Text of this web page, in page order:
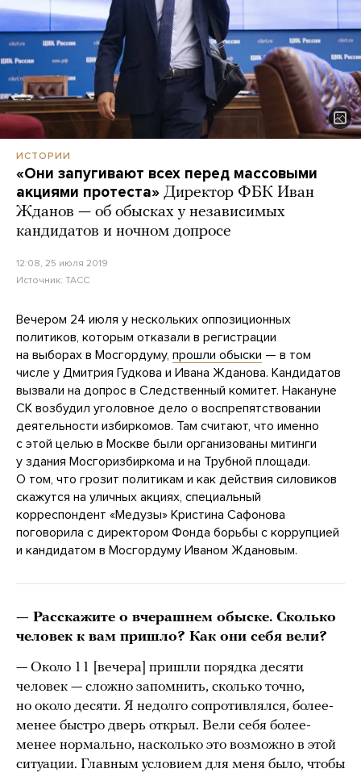
ИСТОРИИ
«Они запугивают всех перед массовыми
акциями протеста» Директор ФБК Иван
Жданов — об обысках у независимых
кандидатов и ночном допросе
12:08, 25 июля 2019
Источник: ТАСС
Вечером 24 июля у нескольких оппозиционных
политиков, которым отказали в регистрации
на выборах в Мосгордуму, прошли обыски — в том
числе у Дмитрия Гудкова и Ивана Жданова. Кандидатов
вызвали на допрос в Следственный комитет. Накануне
СК возбудил уголовное дело о воспрепятствовании
деятельности избиркомов. Там считают, что именно
с этой целью в Москве были организованы митинги
у здания Мосгоризбиркома и на Трубной площади.
О том, что грозит политикам и как действия силовиков
скажутся на уличных акциях, специальный
корреспондент «Медузы» Кристина Сафонова
поговорила с директором Фонда борьбы с коррупцией
и кандидатом в Мосгордуму Иваном Ждановым.
— Расскажите о вчерашнем обыске. Сколько
человек к вам пришло? Как они себя вели?
— Около 11 [вечера] пришли порядка десяти
человек — сложно запомнить, сколько точно,
но около десяти. Я недолго сопротивлялся, более-
менее быстро дверь открыл. Вели себя более-
менее нормально, насколько это возможно в этой
ситуации. Главным условием для меня было, чтобы